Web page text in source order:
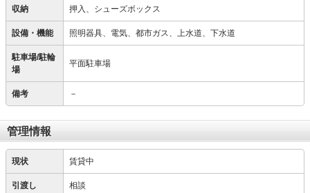
収納 押入、シューズボックス
設備・機能 照明器具、電気、都市ガス、上水道、下水道
駐車場/駐輪
場
平面駐車場
備考 －
管理情報
現状 賃貸中
引渡し 相談